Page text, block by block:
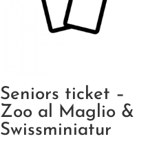
Seniors ticket –
Zoo al Maglio &
Swissminiatur